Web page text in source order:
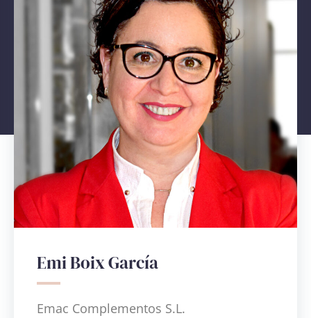
Emi Boix García
Emac Complementos S.L.